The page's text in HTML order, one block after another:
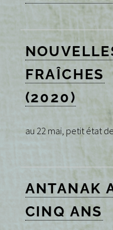
FRAÎCHES
(2020)
au 22 mai, petit état
ANTANAK
CINQ ANS